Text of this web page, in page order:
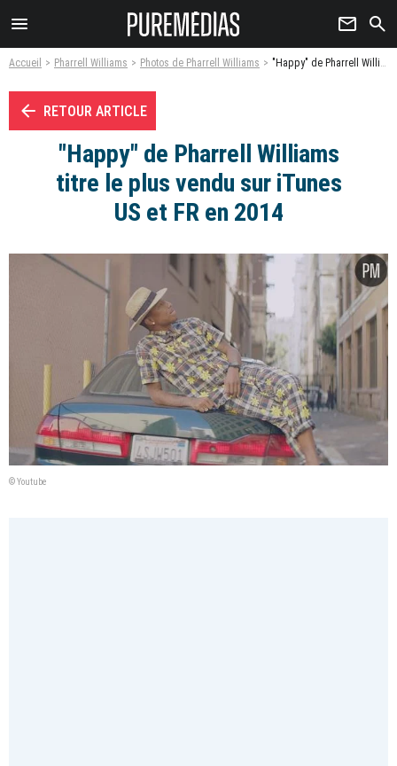
menu newsletter search
Accueil Pharrell Williams Photos de Pharrell Williams "Happy" de Pharrell Williams titre le plus vendu sur iTunes US et FR en 2014 - Photo
arrow_left RETOUR ARTICLE
"Happy" de Pharrell Williams
titre le plus vendu sur iTunes
US et FR en 2014
© Youtube